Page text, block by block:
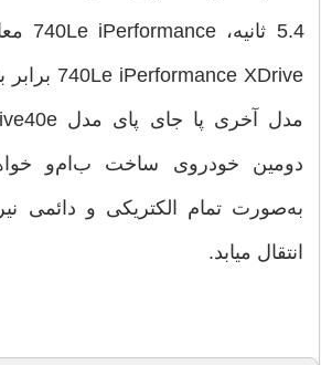
دومین خودروی ساخت ب‌ام‌و
به‌صورت تمام الکتریکی و دائمی
انتقال میابد.